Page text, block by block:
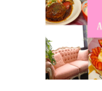
滑川とホタルイカ
なめりかわ"達人"名鑑
デジタルパンフレット
アクセス